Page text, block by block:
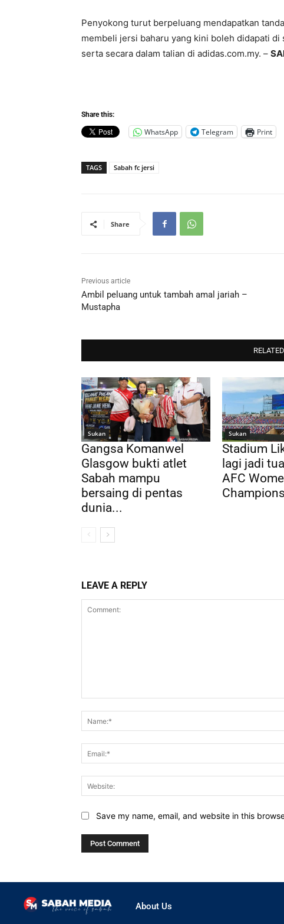
Penyokong turut berpeluang mendapatkan
membeli jersi baharu yang kini boleh didapati
serta secara dalam talian di adidas.com.my. –
Share this:
WhatsApp Telegram Print
TAGS Sabah fc jersi
Share
Previous article
Ambil peluang untuk tambah amal jariah –
Mustapha
Sukan
Gangsa Komanwel
Glasgow bukti atlet
Sabah mampu
bersaing di pentas
dunia...
Sukan
Stadium
lagi jadi
AFC
LEAVE A REPLY
Save my name, email, and website in this
About Us